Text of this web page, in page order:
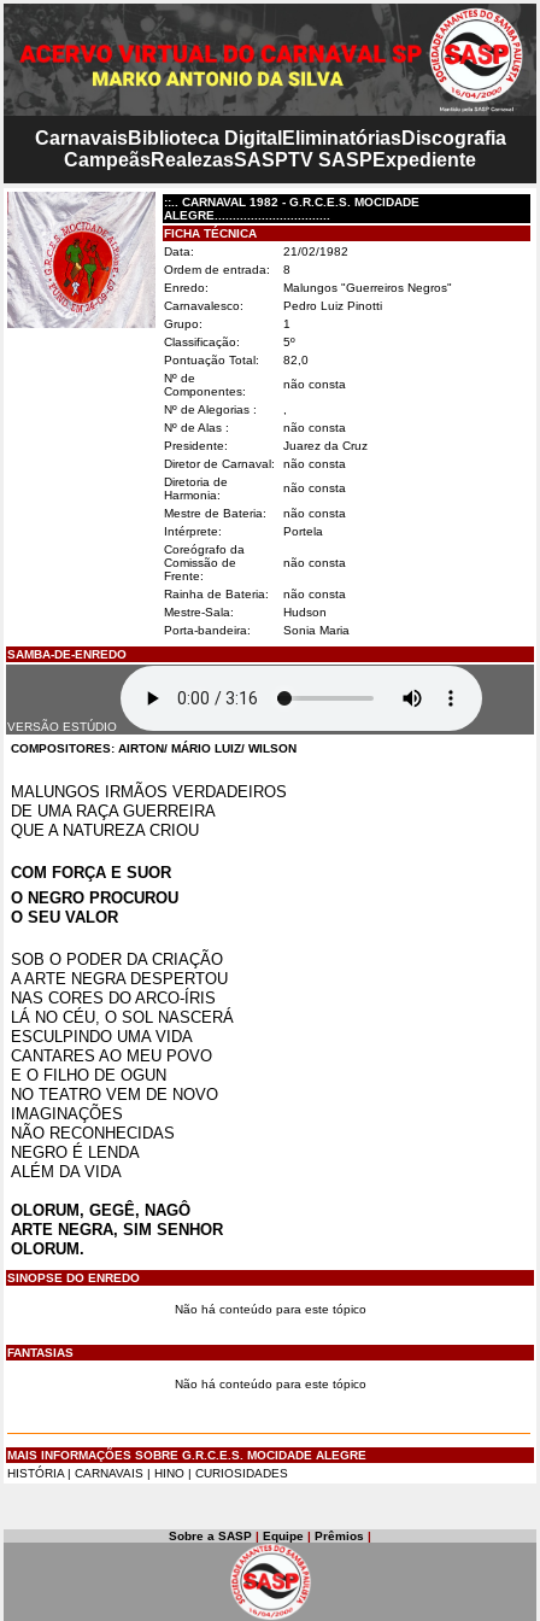
CarnavaisBiblioteca Digital EliminatóriasDiscografia
CampeãsRealezasSASPTV SASP Expediente
::.. CARNAVAL 1982 - G.R.C.E.S. MOCIDADE
ALEGRE................................
FICHA TÉCNICA
Data:
21/02/1982
Ordem de entrada:
8
Enredo:
Malungos "Guerreiros Negros"
Carnavalesco:
Pedro Luiz Pinotti
Grupo:
1
Classificação:
5º
Pontuação Total:
82,0
Nº de
Componentes:
não consta
Nº de Alegorias :
Nº de Alas :
não consta
Presidente:
Juarez da Cruz
Diretor de Carnaval:
não consta
Diretoria de
Harmonia:
não consta
Mestre de Bateria:
não consta
Intérprete:
Portela
Coreógrafo da
Comissão de
Frente:
não consta
Rainha de Bateria:
não consta
Mestre-Sala:
Hudson
Porta-bandeira:
Sonia Maria
SAMBA-DE-ENREDO
VERSÃO ESTÚDIO
COMPOSITORES: AIRTON/ MÁRIO LUIZ/ WILSON
MALUNGOS IRMÃOS VERDADEIROS
DE UMA RAÇA GUERREIRA
QUE A NATUREZA CRIOU
COM FORÇA E SUOR
O NEGRO PROCUROU
O SEU VALOR
SOB O PODER DA CRIAÇÃO
A ARTE NEGRA DESPERTOU
NAS CORES DO ARCO-ÍRIS
LÁ NO CÉU, O SOL NASCERÁ
ESCULPINDO UMA VIDA
CANTARES AO MEU POVO
E O FILHO DE OGUN
NO TEATRO VEM DE NOVO
IMAGINAÇÕES
NÃO RECONHECIDAS
NEGRO É LENDA
ALÉM DA VIDA
OLORUM, GEGÊ, NAGÔ
ARTE NEGRA, SIM SENHOR
OLORUM.
SINOPSE DO ENREDO
Não há conteúdo para este tópico
FANTASIAS
Não há conteúdo para este tópico
MAIS INFORMAÇÕES SOBRE G.R.C.E.S. MOCIDADE ALEGRE
HISTÓRIA | CARNAVAIS | HINO | CURIOSIDADES
Sobre a SASP | Equipe | Prêmios |